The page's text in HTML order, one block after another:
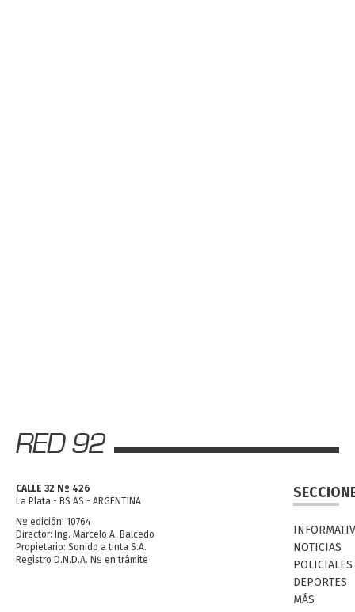
CALLE 32 Nº 426
La Plata - BS AS - ARGENTINA
Nº edición: 10764
Director: Ing. Marcelo A. Balcedo
Propietario: Sonido a tinta S.A.
Registro D.N.D.A. Nº en trámite
NOTICIAS
POLICIALES
DEPORTES
MÁS